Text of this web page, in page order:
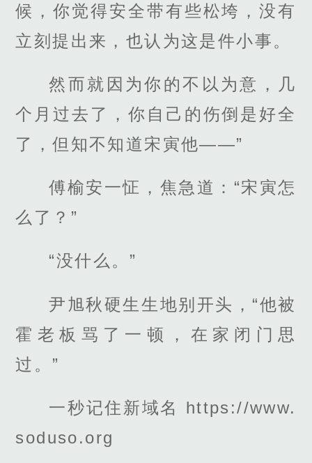
候，你觉得安全带有些松垮，没有
立刻提出来，也认为这是件小事。
然而就因为你的不以为意，几
个月过去了，你自己的伤倒是好全
了，但知不知道宋寅他——”
傅榆安一怔，焦急道：“宋寅怎
么了？”
“没什么。”
尹旭秋硬生生地别开头，“他被
霍老板骂了一顿，在家闭门思
过。”
一秒记住新域名 https://www.
soduso.org